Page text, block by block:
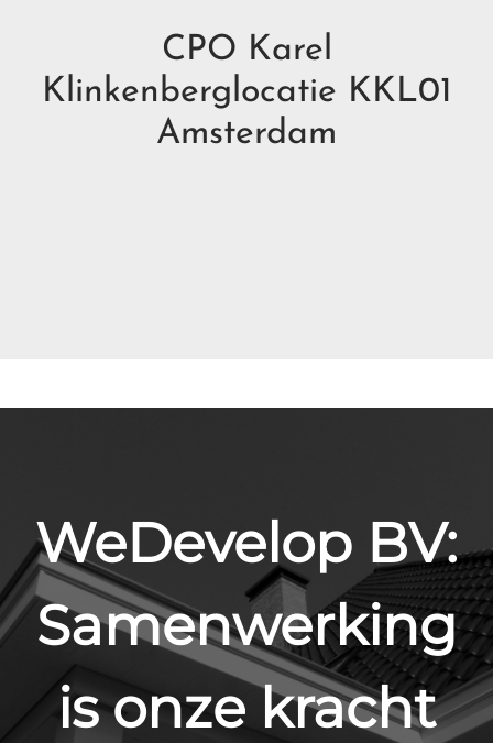
CPO Karel
Klinkenberglocatie KKL01
Amsterdam
WeDevelop BV:
Samenwerking
is onze kracht